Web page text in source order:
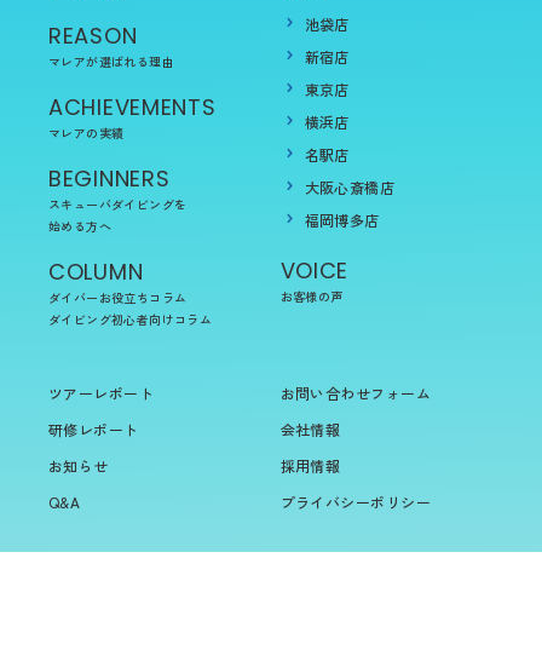
REASON
マレアが選ばれる理由
ACHIEVEMENTS
マレアの実績
BEGINNERS
スキューバダイビングを
始める方へ
COLUMN
ダイバーお役立ちコラム
ダイビング初心者向けコラム
池袋店
新宿店
東京店
横浜店
名駅店
大阪心斎橋店
福岡博多店
VOICE
お客様の声
ツアーレポート
研修レポート
お知らせ
Q&A
お問い合わせフォーム
会社情報
採用情報
プライバシーポリシー